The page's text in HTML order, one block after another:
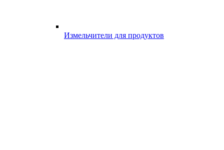
Измельчители для продуктов